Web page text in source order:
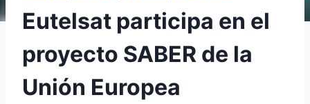
Eutelsat participa en el
proyecto SABER de la
Unión Europea